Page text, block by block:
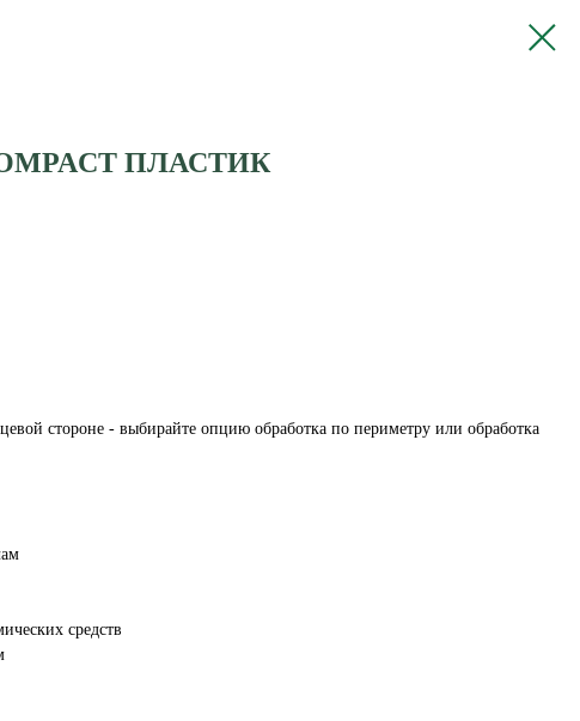
ПЛАСТИК
стороне - выбирайте опцию обработка по периметру или обработка
средств